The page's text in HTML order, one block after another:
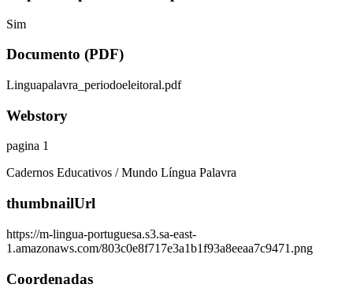
Sim
Documento (PDF)
Linguapalavra_periodoeleitoral.pdf
Webstory
pagina 1
Cadernos Educativos / Mundo Língua Palavra
thumbnailUrl
https://m-lingua-portuguesa.s3.sa-east-
1.amazonaws.com/803c0e8f717e3a1b1f93a8eeaa7c9471.png
Coordenadas